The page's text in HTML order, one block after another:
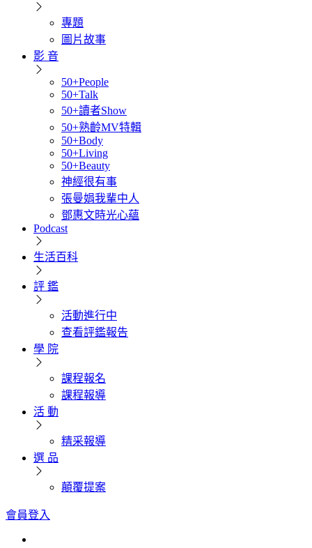
專題
圖片故事
影 音
50+People
50+Talk
50+讀者Show
50+熟齡MV特輯
50+Body
50+Living
50+Beauty
神經很有事
張曼娟我輩中人
鄧惠文時光心蘊
Podcast
生活百科
評 鑑
活動進行中
查看評鑑報告
學 院
課程報名
課程報導
活 動
精采報導
選 品
顛覆提案
會員登入